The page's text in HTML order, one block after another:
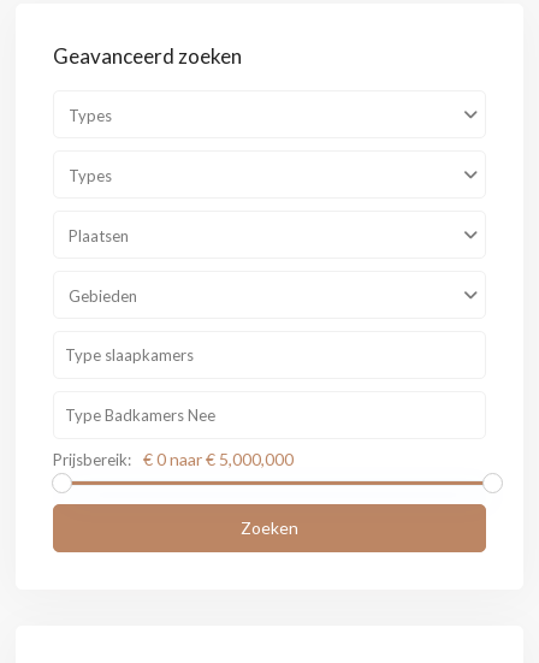
Geavanceerd zoeken
Types
Types
Plaatsen
Gebieden
Prijsbereik: € 0 naar € 5,000,000
Zoeken